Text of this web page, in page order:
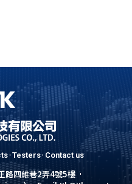
Testers Contact us
路四維巷2弄4號5樓